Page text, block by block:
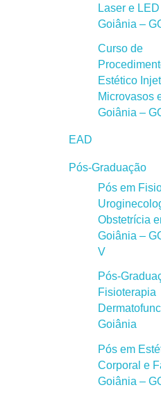
Laser e
Goiânia –
Curso de
Estético
Microvasos
Goiânia –
EAD
Pós-Graduação
Pós em
Obstetrícia
Goiânia –
V
Pós-
Fisioterapia
Goiânia
Pós em
Corporal e
Goiânia –